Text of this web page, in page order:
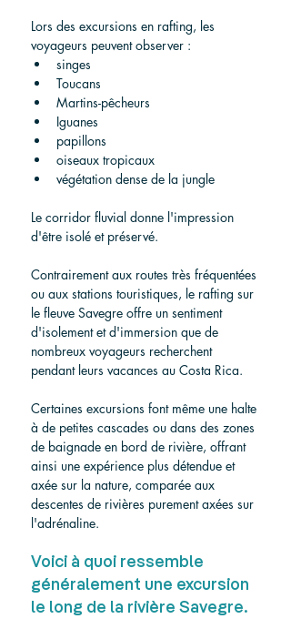
Lors des excursions en rafting, les
voyageurs peuvent observer :
singes
Toucans
Martins-pêcheurs
Iguanes
papillons
oiseaux tropicaux
végétation dense de la jungle
Le corridor fluvial donne l'impression
d'être isolé et préservé.
Contrairement aux routes très fréquentées
ou aux stations touristiques, le rafting sur
le fleuve Savegre offre un sentiment
d'isolement et d'immersion que de
nombreux voyageurs recherchent
pendant leurs vacances au Costa Rica.
Certaines excursions font même une halte
à de petites cascades ou dans des zones
de baignade en bord de rivière, offrant
ainsi une expérience plus détendue et
axée sur la nature, comparée aux
descentes de rivières purement axées sur
l'adrénaline.
Voici à quoi ressemble
généralement une excursion
le long de la rivière Savegre.